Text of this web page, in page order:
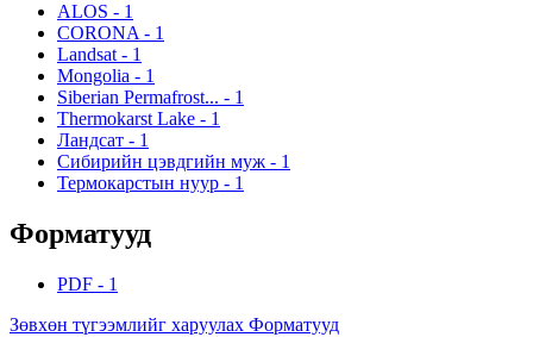
ALOS - 1
CORONA - 1
Landsat - 1
Mongolia - 1
Siberian Permafrost... - 1
Thermokarst Lake - 1
Ландсат - 1
Сибирийн цэвдгийн муж - 1
Термокарстын нуур - 1
Форматууд
PDF - 1
Зөвхөн түгээмлийг харуулах Форматууд